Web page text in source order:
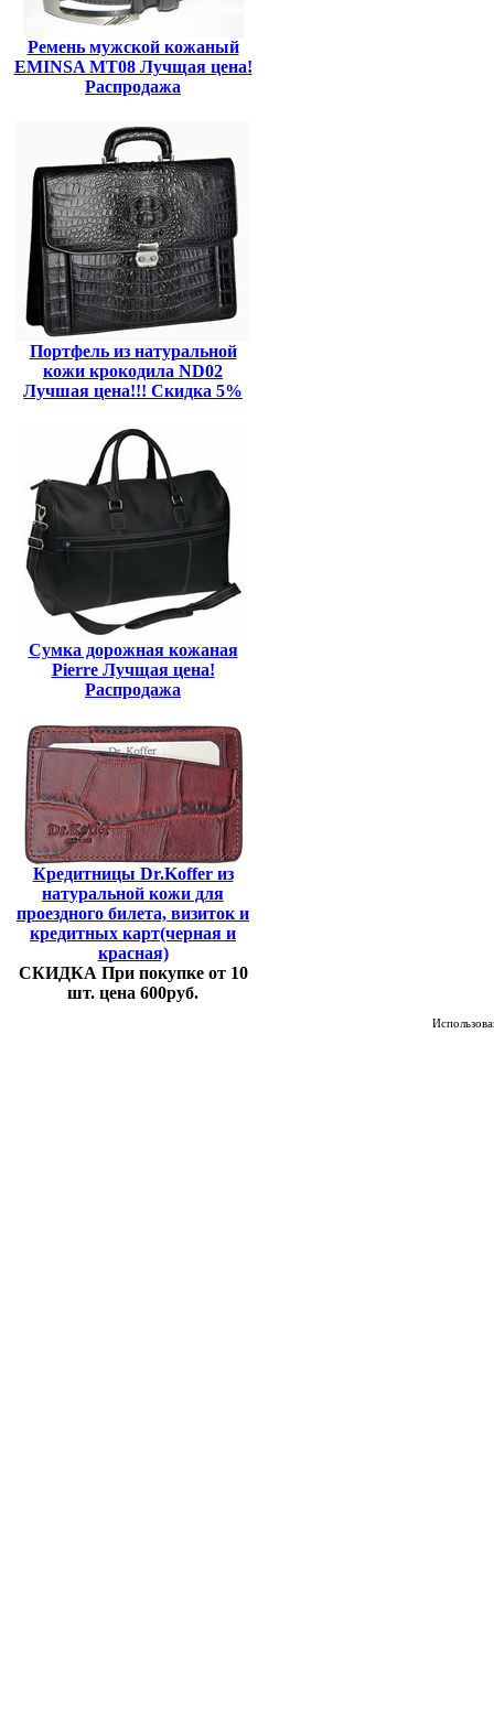
Ремень мужской кожаный
EMINSA MT08 Лучщая цена!
Распродажа
Портфель из натуральной
кожи крокодила ND02
Лучшая цена!!! Скидка 5%
Сумка дорожная кожаная
Pierre Лучщая цена!
Распродажа
Кредитницы Dr.Koffer из
натуральной кожи для
проездного билета, визиток и
кредитных карт(черная и
красная)
СКИДКА При покупке от 10
шт. цена 600руб.